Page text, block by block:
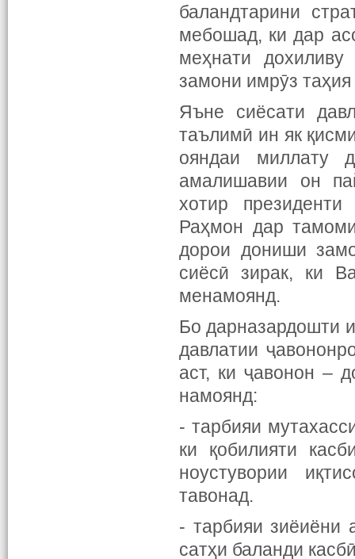
баландтарини
мебошад, ки дар
меҳнати
замони имрӯз
Яъне сиёсати
таълимӣ ин як
ояндаи миллату
амалишавии он
хотир
Раҳмон дар
дорои дониши
сиёсӣ зирак, ки
менамоянд.
Бо дарназардошти
давлатии
аст, ки ҷавонон –
намоянд:
- тарбияи
ки қобилияти
ноустувории
тавонад.
- тарбияи зиёиёни
сатҳи баланди